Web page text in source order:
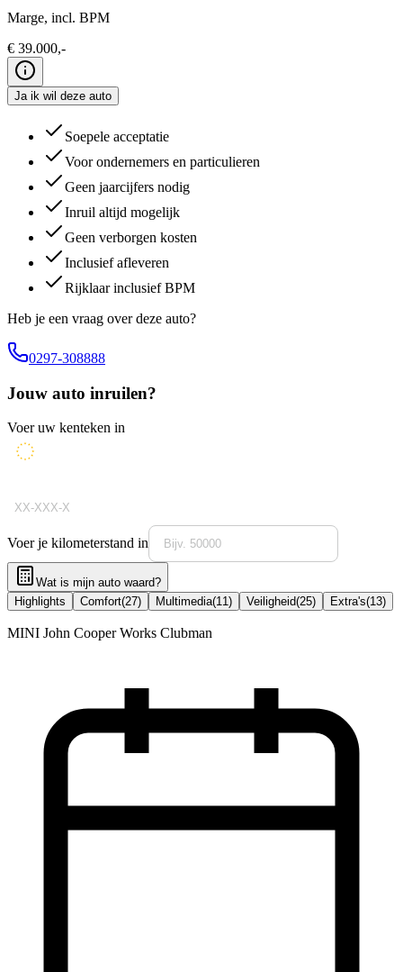
Marge, incl. BPM
€ 39.000,-
Ja ik wil deze auto
Soepele acceptatie
Voor ondernemers en particulieren
Geen jaarcijfers nodig
Inruil altijd mogelijk
Geen verborgen kosten
Inclusief afleveren
Rijklaar inclusief BPM
Heb je een vraag over deze auto?
0297-308888
Jouw auto inruilen?
Voer uw kenteken in
Voer je kilometerstand in
Wat is mijn auto waard?
Highlights
Comfort(27) Multimedia(11) Veiligheid(25) Extra's(13)
MINI John Cooper Works Clubman